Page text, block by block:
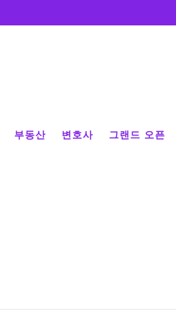
부동산 변호사 그랜드 오픈